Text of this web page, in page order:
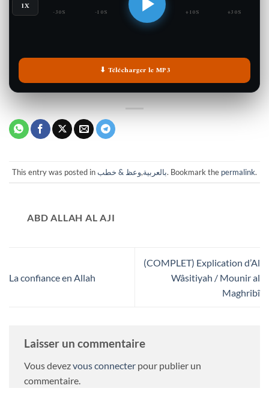
1X
-30S -10S +10S +30S
⬇ Télécharger le MP3
This entry was posted in بالعربية,وعظ & خطب . Bookmark the permalink.
ABD ALLAH AL AJI
La confiance en Allah
(COMPLET) Explication d’Al
Wâsitiyah / Mounir al
Maghribî
Laisser un commentaire
Vous devezvous connecter pour publier un
commentaire.